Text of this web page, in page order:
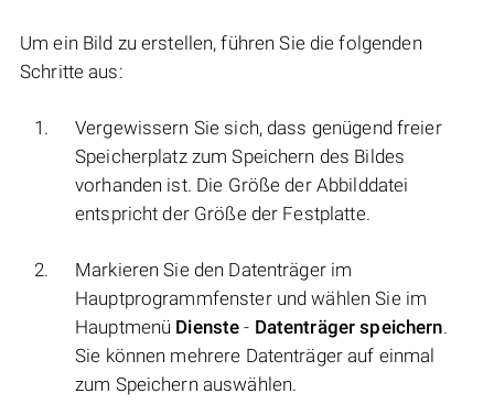
Um ein Bild zu erstellen, führen Sie die folgenden
Schritte aus:
Vergewissern Sie sich, dass genügend freier
Speicherplatz zum Speichern des Bildes
vorhanden ist. Die Größe der Abbilddatei
entspricht der Größe der Festplatte.
Markieren Sie den Datenträger im
Hauptprogrammfenster und wählen Sie im
Hauptmenü Dienste - Datenträger speichern.
Sie können mehrere Datenträger auf einmal
zum Speichern auswählen.